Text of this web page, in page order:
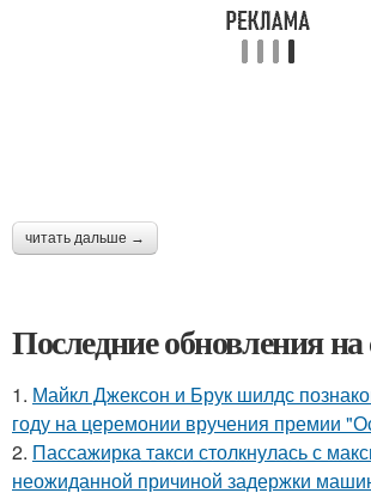
читать дальше →
Последние обновления на
1. Майкл Джексон и Брук шилдс
году на церемонии вручения премии
2. Пассажирка такси столкнулась с
неожиданной причиной задержки